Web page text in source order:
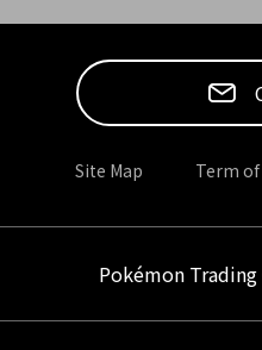
Site Map Term of
Pokémon Trading